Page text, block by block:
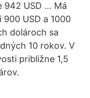
942 USD … Má
USD a 1000
dolároch sa
10 rokov. V
približne 1,5